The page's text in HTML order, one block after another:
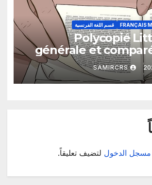
FRANÇAIS قسم اللغة الفرنسية
Polycopié
générale et
Dr
SAMIRCRS
مسجل الدخول لتضيف تعليقاً.